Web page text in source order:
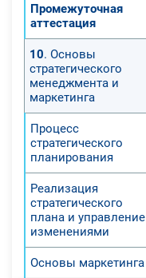
Промежуточная
аттестация
10. Основы
стратегического
менеджмента и
маркетинга
Процесс
стратегического
планирования
Реализация
стратегического
плана и управление
изменениями
Основы маркетинга